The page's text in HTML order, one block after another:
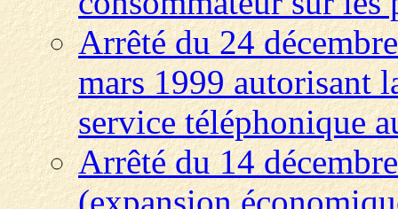
Arrêté du 24
mars 1999 autorisant
service téléphonique
Arrêté du 14